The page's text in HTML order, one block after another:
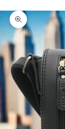
Bild vergrößern